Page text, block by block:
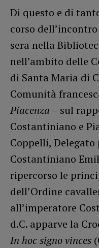
Di questo e di
corso
sera nella
nell’ambito delle
di Santa Maria di
Comunità
Piacenza – sul
Costantiniano e
Coppelli,
Costantiniano
ripercorso le
dell’Ordine
all’imperatore
d.C. apparve la
In hoc signo vinces